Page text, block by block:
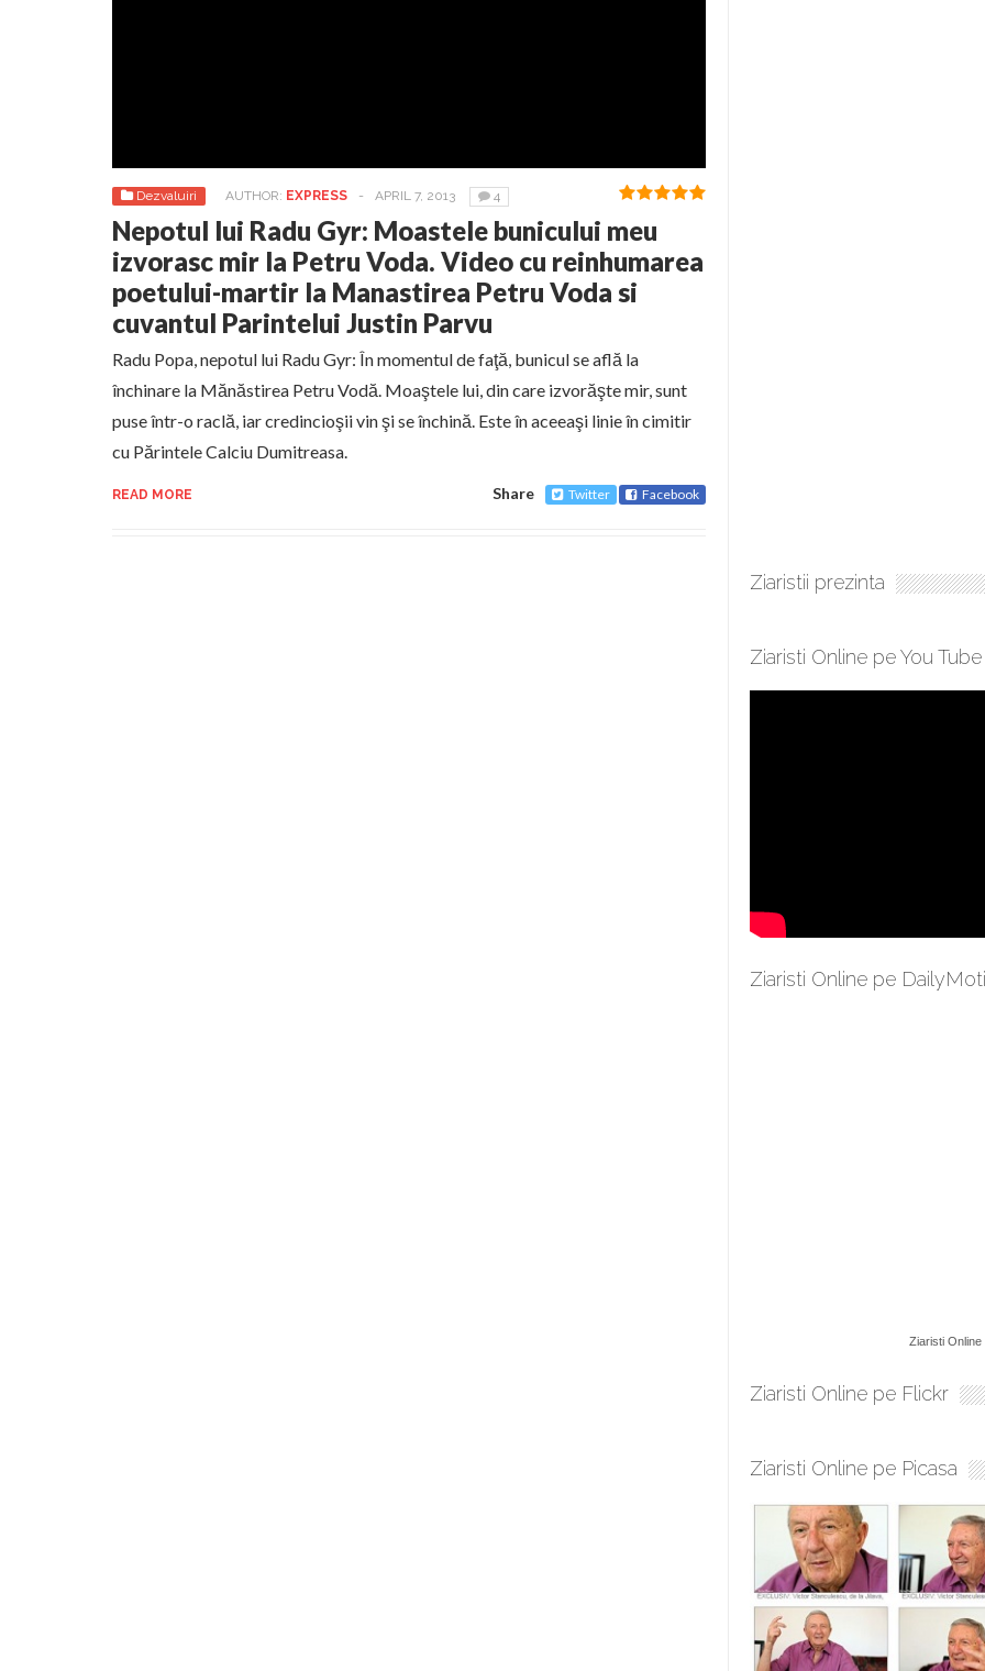
Dezvaluiri AUTHOR: EXPRESS - APRIL 7, 2013 4
Nepotul lui Radu Gyr: Moastele bunicului meu
izvorasc mir la Petru Voda. Video cu reinhumarea
poetului-martir la Manastirea Petru Voda si
cuvantul Parintelui Justin Parvu
Radu Popa, nepotul lui Radu Gyr: În momentul de faţă, bunicul se află la
închinare la Mănăstirea Petru Vodă. Moaştele lui, din care izvorăşte mir, sunt
puse într-o raclă, iar credincioşii vin şi se închină. Este în aceeaşi linie în cimitir
cu Părintele Calciu Dumitreasa.
READ MORE Share Twitter Facebook
Ziaristii prezinta
Ziaristi Online pe You Tube
Ziaristi Online pe
Ziaristi Online
Ziaristi Online pe Flickr
Ziaristi Online pe Picasa